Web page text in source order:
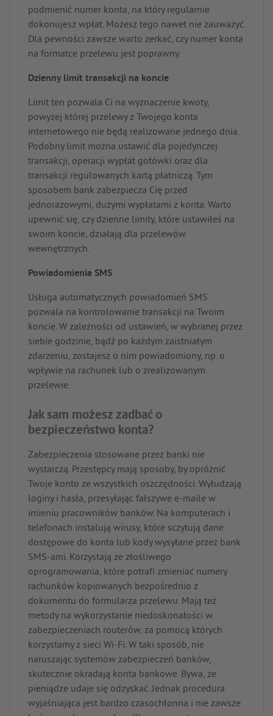
podmienić numer konta, na który regularnie
dokonujesz wpłat. Możesz tego nawet nie zauważyć.
Dla pewności zawsze warto zerkać, czy numer konta
na formatce przelewu jest poprawny.
Dzienny limit transakcji na koncie
Limit ten pozwala Ci na wyznaczenie kwoty,
powyżej której przelewy z Twojego konta
internetowego nie będą realizowane jednego dnia.
Podobny limit można ustawić dla pojedynczej
transakcji, operacji wypłat gotówki oraz dla
transakcji regulowanych kartą płatniczą. Tym
sposobem bank zabezpiecza Cię przed
jednorazowymi, dużymi wypłatami z konta. Warto
upewnić się, czy dzienne limity, które ustawiłeś na
swoim koncie, działają dla przelewów
wewnętrznych.
Powiadomienia SMS
Usługa automatycznych powiadomień SMS
pozwala na kontrolowanie transakcji na Twoim
koncie. W zależności od ustawień, w wybranej przez
siebie godzinie, bądź po każdym zaistniałym
zdarzeniu, zostajesz o nim powiadomiony, np. o
wpływie na rachunek lub o zrealizowanym
przelewie.
Jak sam możesz zadbać o
bezpieczeństwo konta?
Zabezpieczenia stosowane przez banki nie
wystarczą. Przestępcy mają sposoby, by opróżnić
Twoje konto ze wszystkich oszczędności. Wyłudzają
loginy i hasła, przesyłając fałszywe e-maile w
imieniu pracowników banków. Na komputerach i
telefonach instalują wirusy, które sczytują dane
dostępowe do konta lub kody wysyłane przez bank
SMS-ami. Korzystają ze złośliwego
oprogramowania, które potrafi zmieniać numery
rachunków kopiowanych bezpośrednio z
dokumentu do formularza przelewu. Mają też
metody na wykorzystanie niedoskonałości w
zabezpieczeniach routerów, za pomocą których
korzystamy z sieci Wi-Fi. W taki sposób, nie
naruszając systemów zabezpieczeń banków,
skutecznie okradają konta bankowe. Bywa, że
pieniądze udaje się odzyskać. Jednak procedura
wyjaśniająca jest bardzo czasochłonna i nie zawsze